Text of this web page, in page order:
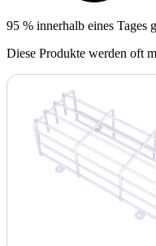
95 % innerhalb eines Tages
Diese Produkte werden oft